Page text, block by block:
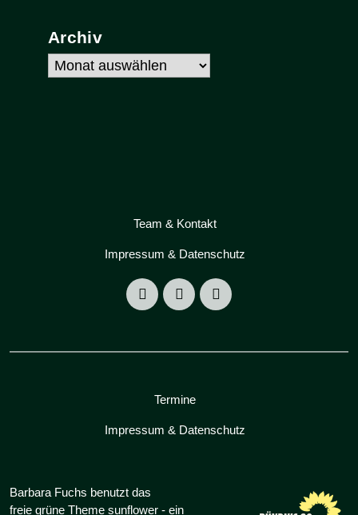
Archiv
Archiv
Team & Kontakt
Impressum & Datenschutz
Termine
Impressum & Datenschutz
Barbara Fuchs benutzt das
freie grüne Theme sunflower ‐ ein